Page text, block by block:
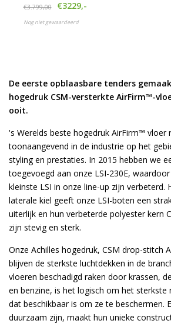
€3.799,00 €3229,-
Nog niet gewaardeerd
De eerste opblaasbare tenders
hogedruk CSM-versterkte AirFirm™-
ooit.
's Werelds beste hogedruk AirFirm™ vloer
toonaangevend in de industrie op het
styling en prestaties. In 2015 hebben we
toegevoegd aan onze LSI-230E,
kleinste LSI in onze line-up zijn verbeterd.
laterale kiel geeft onze LSI-boten een
uiterlijk en hun verbeterde polyester kern
zijn stevig en sterk.
Onze Achilles hogedruk, CSM drop-stitch
blijven de sterkste luchtdekken in de
vloeren beschadigd raken door krassen,
en benzine, is het logisch om het sterkste
dat beschikbaar is om ze te beschermen.
duurzaam zijn, maakt hun unieke